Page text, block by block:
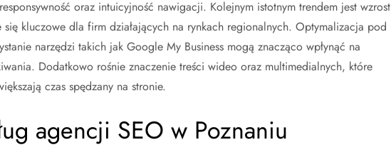
oraz intuicyjność nawigacji. Kolejnym istotnym trendem jest wzrost
kluczowe dla firm działających na rynkach regionalnych. Optymalizacja pod
narzędzi takich jak Google My Business mogą znacząco wpłynąć na
Dodatkowo rośnie znaczenie treści wideo oraz multimedialnych, które
czas spędzany na stronie.
agencji SEO w Poznaniu